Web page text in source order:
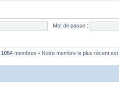
Mot de passe :
1054 membres • Notre membre le plus récent est